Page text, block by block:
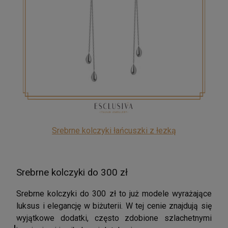
Srebrne kolczyki łańcuszki z łezką
Srebrne kolczyki do 300 zł
Srebrne kolczyki do 300 zł to już modele wyrażające
luksus i elegancję w biżuterii. W tej cenie znajdują się
wyjątkowe dodatki, często zdobione szlachetnymi